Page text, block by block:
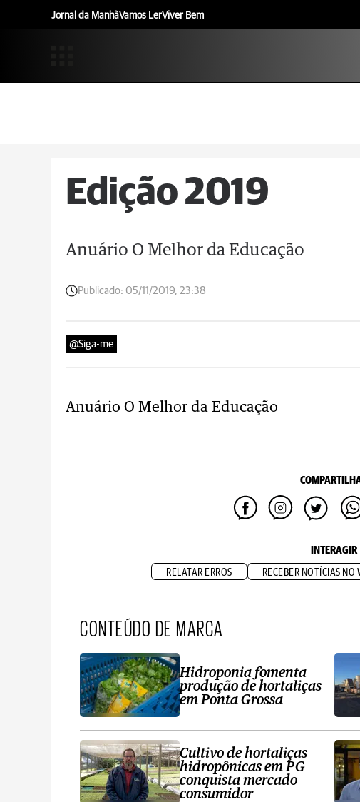
Jornal da ManhãVamos LerViver Bem
Edição 2019
Anuário O Melhor da Educação
Publicado: 05/11/2019, 23:38
@Siga-me
Anuário O Melhor da Educação
INTERAGIR
RELATAR ERROS RECEBER NOTÍCIAS NO
CONTEÚDO DE MARCA
Hidroponia fomenta
produção de hortaliças
em Ponta Grossa
Cultivo de hortaliças
hidropônicas em PG
conquista mercado
consumidor